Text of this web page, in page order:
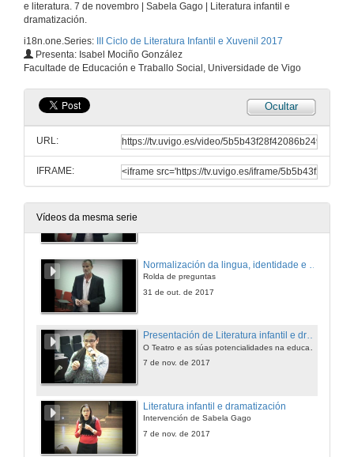
e literatura. 7 de novembro | Sabela Gago | Literatura infantil e
dramatización.
i18n.one.Series:
III Ciclo de Literatura Infantil e Xuvenil 2017
Presenta: Isabel Mociño González
Facultade de Educación e Traballo Social, Universidade de Vigo
Ocultar
URL:
IFRAME:
Vídeos da mesma serie
17 de out. de 2017
Teatro para ler, teatro para pensar
Screencast
O Teatro e as súas potencialidades na educación infantil
31 de out. de 2017
Rolda de preguntas
31 de out. de 2017
Presentación de Literatura infantil e dramatización
7 de nov. de 2017
Literatura infantil e dramatización
Intervención de Sabela Gago
7 de nov. de 2017